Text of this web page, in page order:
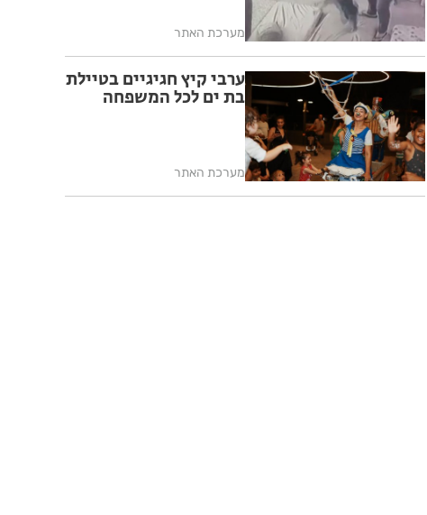
מערכת האתר
ערבי קיץ חגיגיים בטיילת
בת ים לכל המשפחה
מערכת האתר